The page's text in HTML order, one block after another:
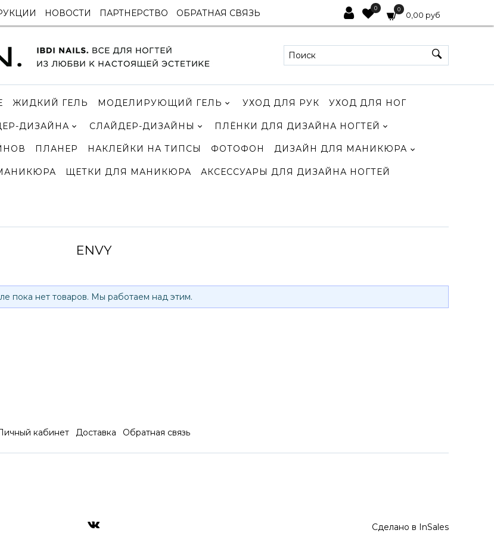
НОВОСТИ ПАРТНЕРСТВО ОБРАТНАЯ СВЯЗЬ 0 0
0,00 руб
ЖИДКИЙ ГЕЛЬ МОДЕЛИРУЮЩИЙ ГЕЛЬ УХОД ДЛЯ РУК УХОД ДЛЯ НОГ
ДИЗАЙНА СЛАЙДЕР-ДИЗАЙНЫ ПЛЁНКИ ДЛЯ ДИЗАЙНА НОГТЕЙ
ПЛАНЕР НАКЛЕЙКИ НА ТИПСЫ ФОТОФОН ДИЗАЙН ДЛЯ МАНИКЮРА
ЩЕТКИ ДЛЯ МАНИКЮРА АКСЕССУАРЫ ДЛЯ ДИЗАЙНА НОГТЕЙ
ENVY
пока нет товаров. Мы работаем над этим.
кабинет Доставка Обратная связь
Сделано в InSales